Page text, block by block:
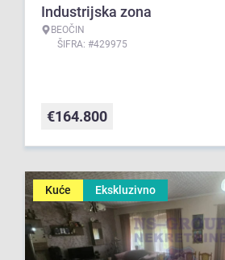
Industrijska zona
BEOČIN
ŠIFRA: #429975
€164.800
Kuće Ekskluzivno